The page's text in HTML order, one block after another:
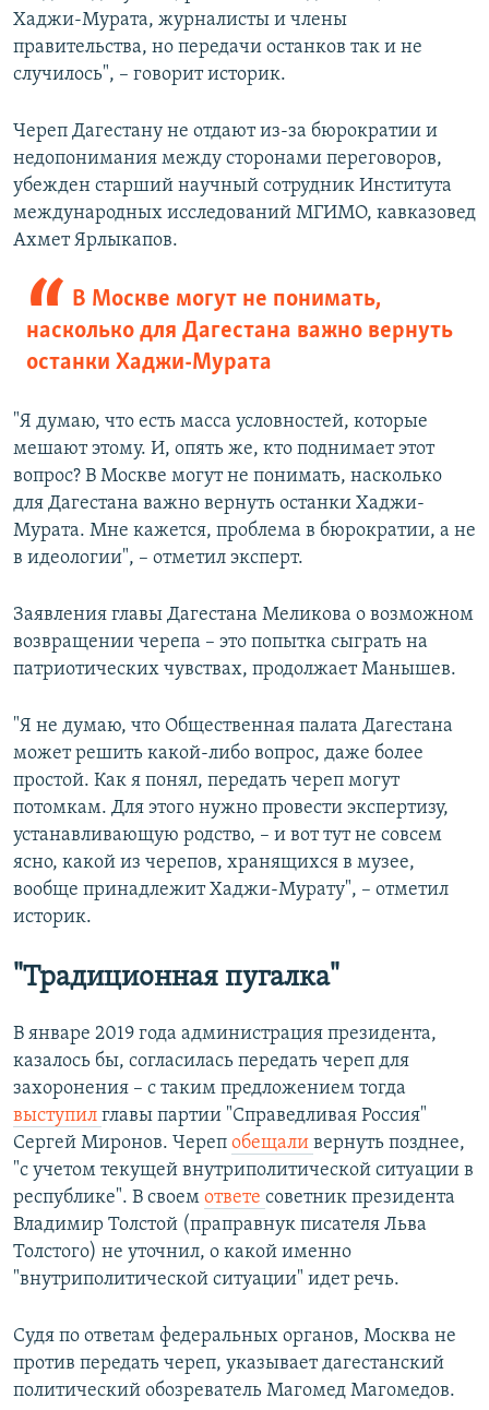
Хаджи-Мурата, журналисты и члены
правительства, но передачи останков так и не
случилось", – говорит историк.
Череп Дагестану не отдают из-за бюрократии и
недопонимания между сторонами переговоров,
убежден старший научный сотрудник Института
международных исследований МГИМО, кавказовед
Ахмет Ярлыкапов.
В Москве могут не понимать,
насколько для Дагестана важно вернуть
останки Хаджи-Мурата
"Я думаю, что есть масса условностей, которые
мешают этому. И, опять же, кто поднимает этот
вопрос? В Москве могут не понимать, насколько
для Дагестана важно вернуть останки Хаджи-
Мурата. Мне кажется, проблема в бюрократии, а не
в идеологии", – отметил эксперт.
Заявления главы Дагестана Меликова о возможном
возвращении черепа – это попытка сыграть на
патриотических чувствах, продолжает Манышев.
"Я не думаю, что Общественная палата Дагестана
может решить какой-либо вопрос, даже более
простой. Как я понял, передать череп могут
потомкам. Для этого нужно провести экспертизу,
устанавливающую родство, – и вот тут не совсем
ясно, какой из черепов, хранящихся в музее,
вообще принадлежит Хаджи-Мурату", – отметил
историк.
"Традиционная пугалка"
В январе 2019 года администрация президента,
казалось бы, согласилась передать череп для
захоронения – с таким предложением тогда
выступил главы партии "Справедливая Россия"
Сергей Миронов. Череп обещали вернуть позднее,
"с учетом текущей внутриполитической ситуации в
республике". В своем ответе советник президента
Владимир Толстой (праправнук писателя Льва
Толстого) не уточнил, о какой именно
"внутриполитической ситуации" идет речь.
Судя по ответам федеральных органов, Москва не
против передать череп, указывает дагестанский
политический обозреватель Магомед Магомедов.